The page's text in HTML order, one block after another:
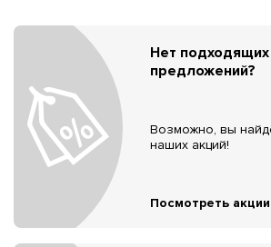
Нет подходящих
предложений?
Возможно, вы
наших акций!
Посмотреть акции